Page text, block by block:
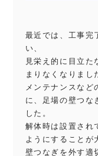
最近では、工事完
い、
見栄え的に目立た
まりなくなりまし
メンテナンスなど
に、足場の壁つな
した。
解体時は設置され
ようにすることが
壁つなぎを外す適